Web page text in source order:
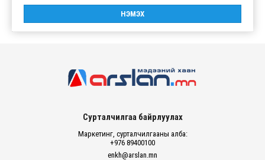
Сурталчилгаа байрлуулах
Маркетинг, сурталчилгааны алба:
+976 89400100
enkh@arslan.mn